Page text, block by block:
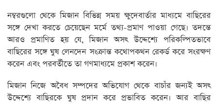
নম্বরগুলো থেকে মিজান বিভিন্ন সময় ক্ষুদেবার্তার মাধ্যমে বাছিরের
সঙ্গে দেখা করতে চেয়েছেন মর্মে তথ্য-প্রমাণ পাওয়া গেছে। তদন্তে
আরও প্রমাণিত হয় যে, মিজান অসৎ উদ্দেশ্যে পরিকল্পিতভাবে
বাছিরের সঙ্গে ঘুষ লেনদেন সংক্রান্ত কথোপকথন রেকর্ড করে সংরক্ষণ
করেন এবং পরবর্তীতে তা গণমাধ্যমে প্রকাশ করেন।
মিজান নিজে অবৈধ সম্পদের অভিযোগ থেকে বাচাঁর জন্যই অসৎ
উদ্দেশ্যে বাছিরকে ঘুষ প্রদান করে প্রভাবিত করেন। আর বাছির